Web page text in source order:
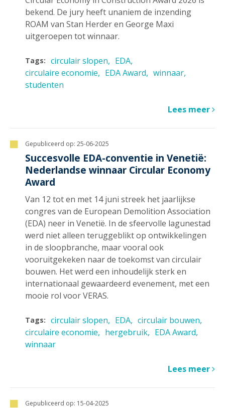
bekend. De jury heeft unaniem de inzending
ROAM van Stan Herder en George Maxi
uitgeroepen tot winnaar.
Tags: circulair slopen
EDA
circulaire economie
EDA Award
winnaar
studenten
Lees meer
Gepubliceerd op: 25-06-2025
Succesvolle EDA-conventie in Venetië:
Nederlandse winnaar Circular Economy
Award
Van 12 tot en met 14 juni streek het jaarlijkse
congres van de European Demolition Association
(EDA) neer in Venetië. In de sfeervolle lagunestad
werd niet alleen teruggeblikt op ontwikkelingen
in de sloopbranche, maar vooral ook
vooruitgekeken naar de toekomst van circulair
bouwen. Het werd een inhoudelijk sterk en
internationaal gewaardeerd evenement, met een
mooie rol voor VERAS.
Tags: circulair slopen EDA
circulair bouwen
circulaire economie
hergebruik
EDA Award
winnaar
Lees meer
Gepubliceerd op: 15-04-2025